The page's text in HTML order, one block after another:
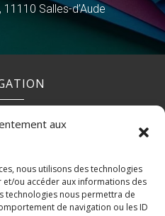
aux
nous utilisons des technologies
ou accéder aux informations des
technologies nous permettra de
de navigation ou les ID
Salles-d’Aude
légales